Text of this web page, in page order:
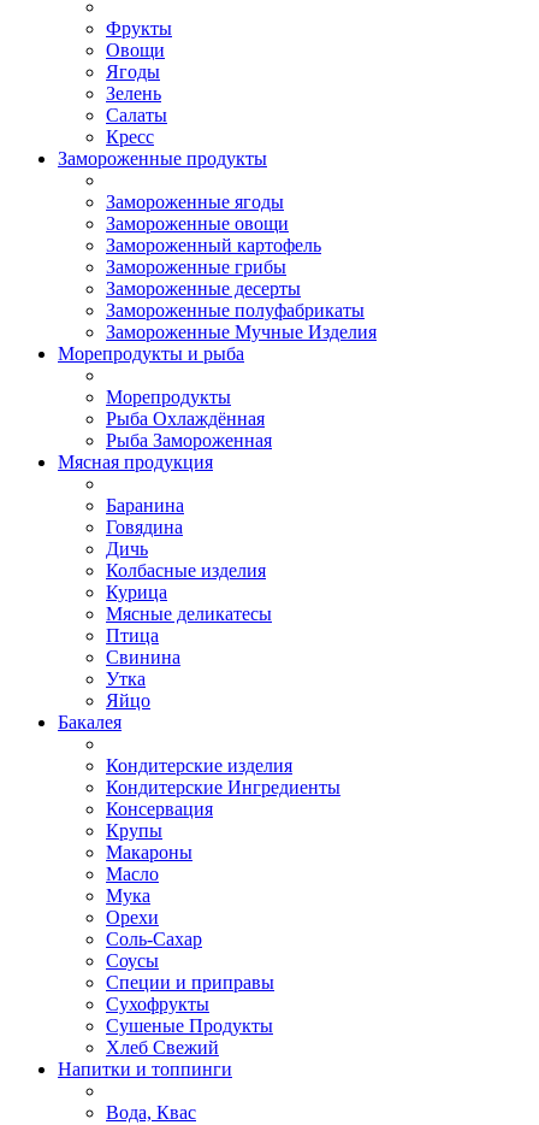
Фрукты
Овощи
Ягоды
Зелень
Салаты
Кресс
Замороженные продукты
Замороженные ягоды
Замороженные овощи
Замороженный картофель
Замороженные грибы
Замороженные десерты
Замороженные полуфабрикаты
Замороженные Мучные Изделия
Морепродукты и рыба
Морепродукты
Рыба Охлаждённая
Рыба Замороженная
Мясная продукция
Баранина
Говядина
Дичь
Колбасные изделия
Курица
Мясные деликатесы
Птица
Свинина
Утка
Яйцо
Бакалея
Кондитерские изделия
Кондитерские Ингредиенты
Консервация
Крупы
Макароны
Масло
Мука
Орехи
Соль-Сахар
Соусы
Специи и приправы
Сухофрукты
Сушеные Продукты
Хлеб Свежий
Напитки и топпинги
Вода, Квас